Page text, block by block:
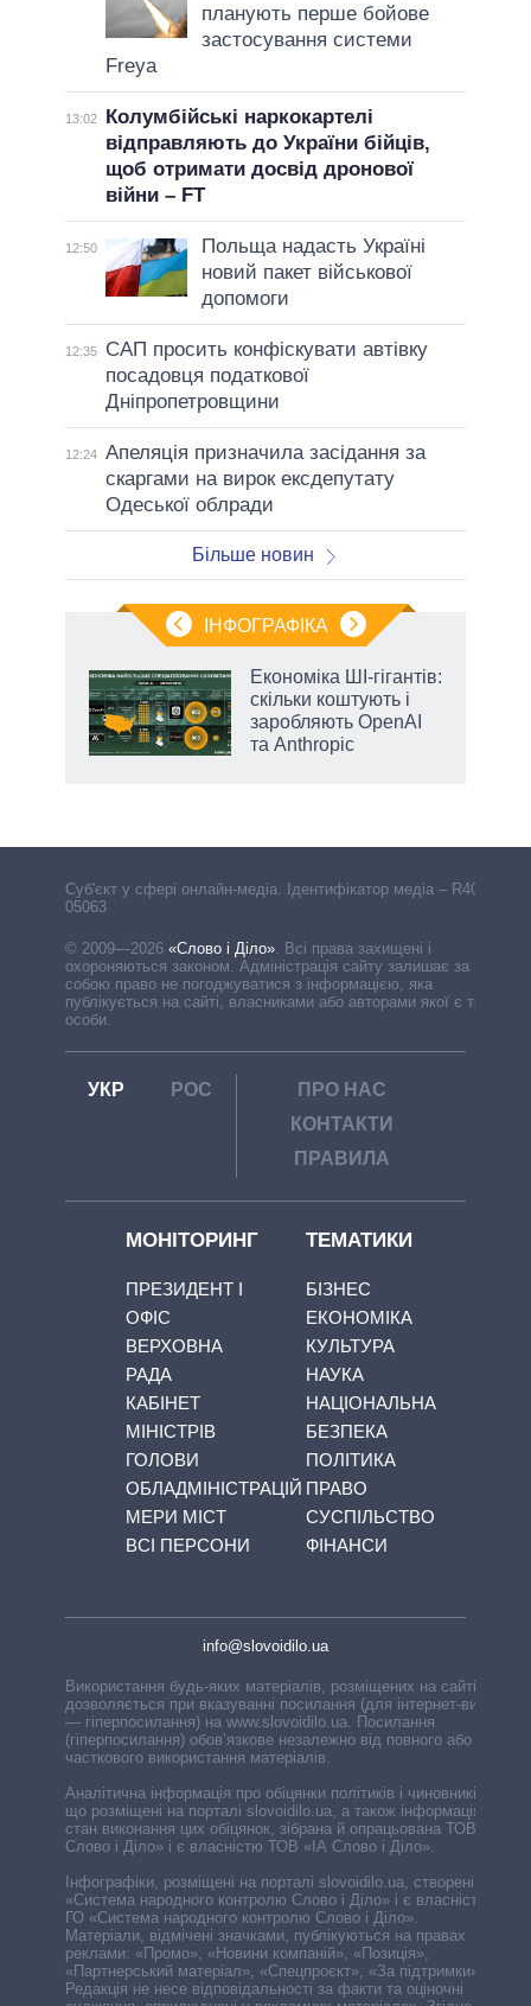
планують перше бойове
застосування системи
Freya
13:02
Колумбійські наркокартелі
відправляють до України бійців,
щоб отримати досвід дронової
війни – FT
12:50
Польща надасть Україні
новий пакет військової
допомоги
12:35
САП просить конфіскувати автівку
посадовця податкової
Дніпропетровщини
12:24 Апеляція призначила засідання за
скаргами на вирок ексдепутату
Одеської облради
Більше новин
ІНФОГРАФІКА
Економіка ШІ-гігантів:
скільки коштують і
заробляють OpenAI
та Anthropic
Cуб'єкт у сфері онлайн-медіа. Ідентифікатор медіа – R40-
05063
© 2009—2026 «Слово і Діло» Всі права захищені і
охороняються законом. Адміністрація сайту залишає за
собою право не погоджуватися з інформацією, яка
публікується на сайті, власниками або авторами якої є треті
особи.
УКР РОС
ПРО НАС
КОНТАКТИ
ПРАВИЛА
МОНІТОРИНГ
ПРЕЗИДЕНТ І
ОФІС
ВЕРХОВНА
РАДА
КАБІНЕТ
МІНІСТРІВ
ГОЛОВИ
ОБЛАДМІНІСТРАЦІЙ
МЕРИ МІСТ
ВСІ ПЕРСОНИ
ТЕМАТИКИ
БІЗНЕС
ЕКОНОМІКА
КУЛЬТУРА
НАУКА
НАЦІОНАЛЬНА
БЕЗПЕКА
ПОЛІТИКА
ПРАВО
СУСПІЛЬСТВО
ФІНАНСИ
info@slovoidilo.ua
Використання будь-яких матеріалів, розміщених на сайті,
дозволяється при вказуванні посилання (для інтернет-видань
— гіперпосилання) на www.slovoidilo.ua. Посилання
(гіперпосилання) обов’язкове незалежно від повного або
часткового використання матеріалів.
Аналітична інформація про обіцянки політиків і чиновників,
що розміщені на порталі slovoidilo.ua, а також інформація про
стан виконання цих обіцянок, зібрана й опрацьована ТОВ «ІА
Слово і Діло» і є власністю ТОВ «ІА Слово і Діло».
Інфографіки, розміщені на порталі slovoidilo.ua, створені ГО
«Система народного контролю Слово і Діло» і є власністю
ГО «Система народного контролю Слово і Діло».
Матеріали, відмічені значками, публікуються на правах
реклами: «Промо», «Новини компаній», «Позиція»,
«Партнерський матеріал», «Спецпроєкт», «За підтримки».
Редакція не несе відповідальності за факти та оціночні